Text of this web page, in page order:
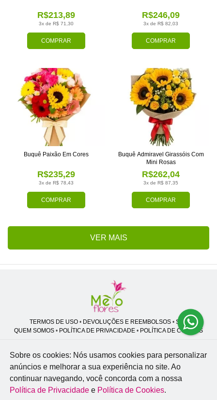
COMPRAR
3x de R$ 71,30
R$213,89
COMPRAR
3x de R$ 82,03
R$246,09
COMPRAR
3x de R$ 78,43
R$235,29
Buquê Paixão Em Cores
COMPRAR
3x de R$ 87,35
R$262,04
Buquê Admiravel Girassóis Com
Mini Rosas
VER MAIS
TERMOS DE USO• DEVOLUÇÕES E REEMBOLSOS• SAC
QUEM SOMOS • POLÍTICA DE PRIVACIDADE • POLÍTICA DE COOKIES
Melo Flores | CNPJ: 27.662.413/0001-98
Professor José Lourenço - Travessa cinco, 27 - Vila Zat - São Paulo - SP -
02.977-020
Sobre os cookies: Nós usamos cookies para personalizar
anúncios e melhorar a sua experiência no site. Ao
continuar navegando, você concorda com a nossa
Política de Privacidade e Política de Cookies.